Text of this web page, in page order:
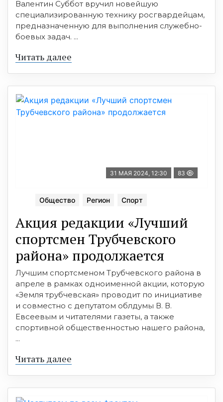
Валентин Суббот вручил новейшую
специализированную технику росгвардейцам,
предназначенную для выполнения служебно-
боевых задач. ...
Читать далее
31 МАЯ 2024, 12:30 83
Общество Регион Спорт
Акция редакции «Лучший
спортсмен Трубчевского
района» продолжается
Лучшим спортсменом Трубчевского района в
апреле в рамках одноименной акции, которую
«Земля трубчевская» проводит по инициативе
и совместно с депутатом облдумы В. В.
Евсеевым и читателями газеты, а также
спортивной общественностью нашего района,
...
Читать далее